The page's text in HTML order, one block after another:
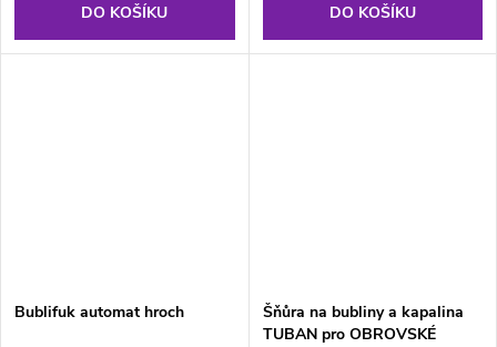
DO KOŠÍKU DO KOŠÍKU
Bublifuk automat hroch
Šňůra na bubliny a kapalina
TUBAN pro OBROVSKÉ